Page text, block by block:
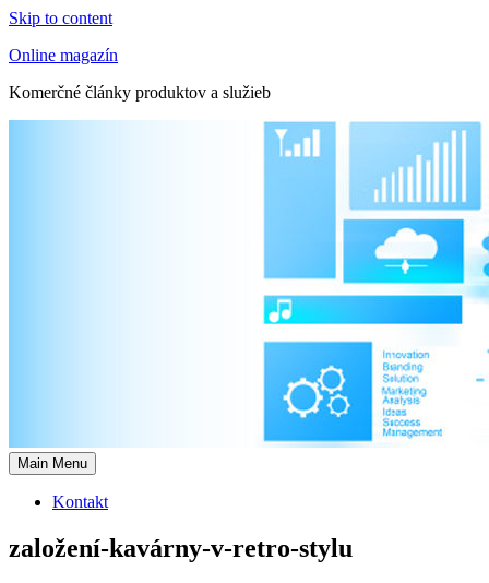
Skip to content
Online magazín
Komerčné články produktov a služieb
Main Menu
Kontakt
založení-kavárny-v-retro-stylu